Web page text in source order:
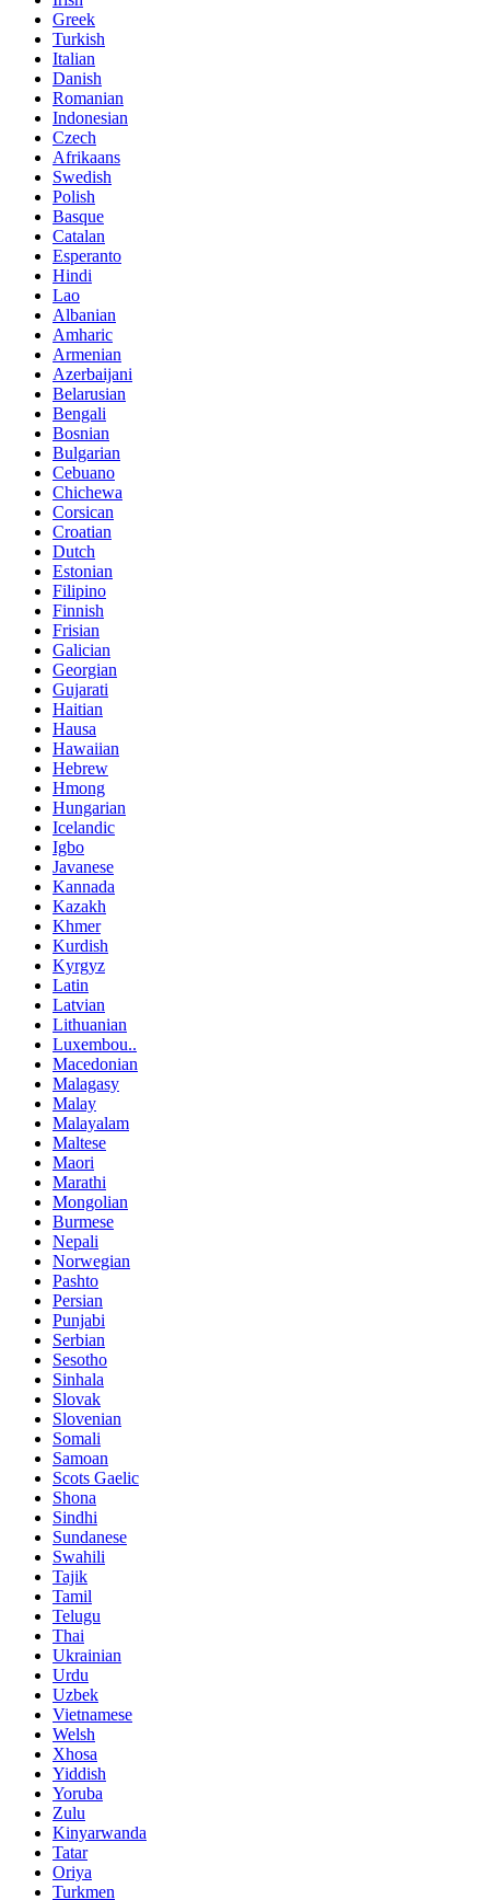
Greek
Turkish
Italian
Danish
Romanian
Indonesian
Czech
Afrikaans
Swedish
Polish
Basque
Catalan
Esperanto
Hindi
Lao
Albanian
Amharic
Armenian
Azerbaijani
Belarusian
Bengali
Bosnian
Bulgarian
Cebuano
Chichewa
Corsican
Croatian
Dutch
Estonian
Filipino
Finnish
Frisian
Galician
Georgian
Gujarati
Haitian
Hausa
Hawaiian
Hebrew
Hmong
Hungarian
Icelandic
Igbo
Javanese
Kannada
Kazakh
Khmer
Kurdish
Kyrgyz
Latin
Latvian
Lithuanian
Luxembou..
Macedonian
Malagasy
Malay
Malayalam
Maltese
Maori
Marathi
Mongolian
Burmese
Nepali
Norwegian
Pashto
Persian
Punjabi
Serbian
Sesotho
Sinhala
Slovak
Slovenian
Somali
Samoan
Scots Gaelic
Shona
Sindhi
Sundanese
Swahili
Tajik
Tamil
Telugu
Thai
Ukrainian
Urdu
Uzbek
Vietnamese
Welsh
Xhosa
Yiddish
Yoruba
Zulu
Kinyarwanda
Tatar
Oriya
Turkmen